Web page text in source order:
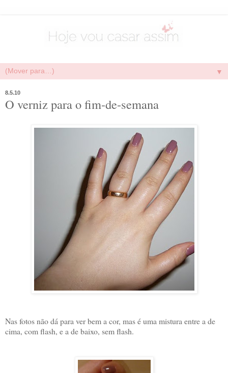
▼
8.5.10
O verniz para o fim-de-semana
Nas fotos não dá para ver bem a cor, mas é uma mistura entre a de
cima, com flash, e a de baixo, sem flash.